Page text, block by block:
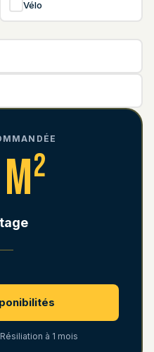
Vélo
à 1 mois